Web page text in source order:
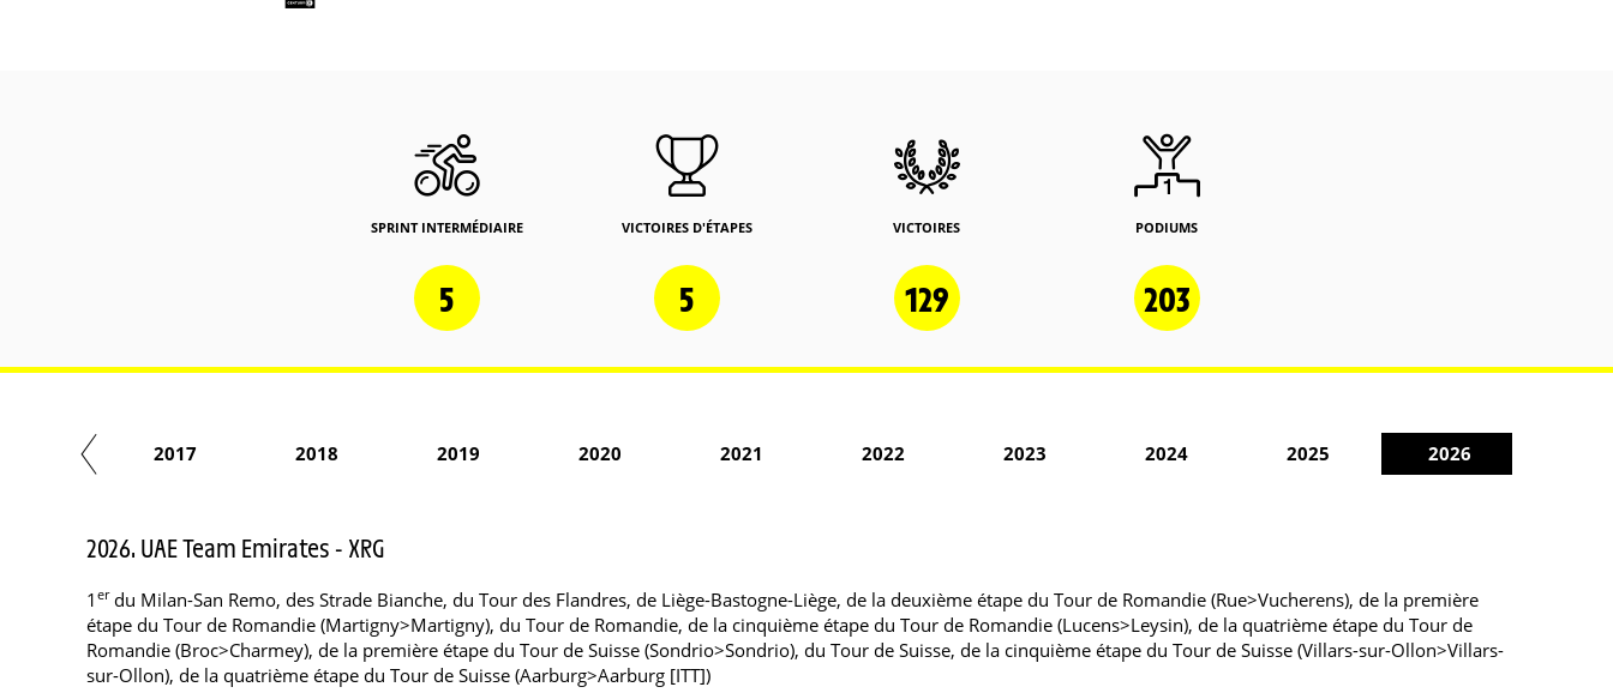
SPRINT INTERMÉDIAIRE
5
VICTOIRES D'ÉTAPES
5
VICTOIRES
129
PODIUMS
203
2017 2018 2019 2020 2021 2022 2023 2024 2025 2026
2026. UAE Team Emirates - XRG
1 erdu Milan-San Remo, des Strade Bianche, du Tour des Flandres, de Liège-Bastogne-Liège, de la deuxième étape du Tour de Romandie (Rue>Vucherens), de la première
étape du Tour de Romandie (Martigny>Martigny), du Tour de Romandie, de la cinquième étape du Tour de Romandie (Lucens>Leysin), de la quatrième étape du Tour de
Romandie (Broc>Charmey), de la première étape du Tour de Suisse (Sondrio>Sondrio), du Tour de Suisse, de la cinquième étape du Tour de Suisse (Villars-sur-Ollon>Villars-
sur-Ollon), de la quatrième étape du Tour de Suisse (Aarburg>Aarburg [ITT])